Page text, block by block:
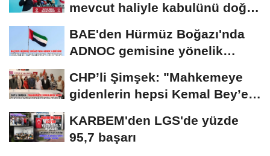
mevcut haliyle kabulünü doğru
BAE'den Hürmüz Boğazı'nda
ADNOC gemisine yönelik
CHP’li Şimşek: "Mahkemeye
gidenlerin hepsi Kemal Bey’e
KARBEM'den LGS'de yüzde
95,7 başarı